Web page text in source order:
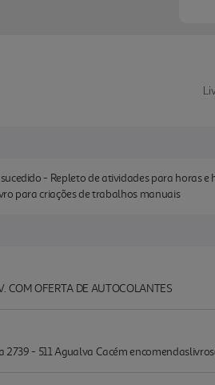
- Repleto de atividades para horas
para criações de trabalhos manuais
COM OFERTA DE AUTOCOLANTES
2739 - 511 Agualva Cacém